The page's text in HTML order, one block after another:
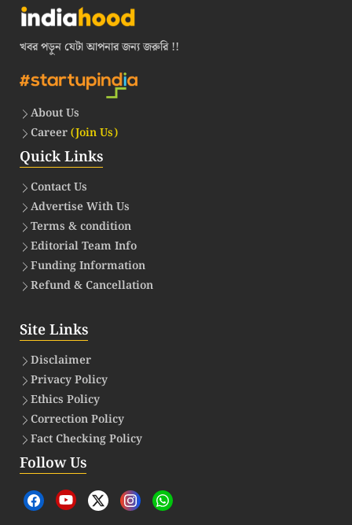
খবর পড়ুন যেটা আপনার জন্য জরুরি !!
About Us
Career(Join Us)
Quick Links
Contact Us
Advertise With Us
Terms & condition
Editorial Team Info
Funding Information
Refund & Cancellation
Site Links
Disclaimer
Privacy Policy
Ethics Policy
Correction Policy
Fact Checking Policy
Follow Us